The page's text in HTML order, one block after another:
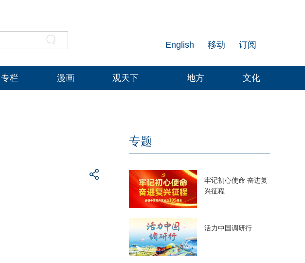
订阅
移动
English
专栏 漫画 观天下 地方 文化
专题
牢记初心使命 奋进复
兴征程
活力中国调研行